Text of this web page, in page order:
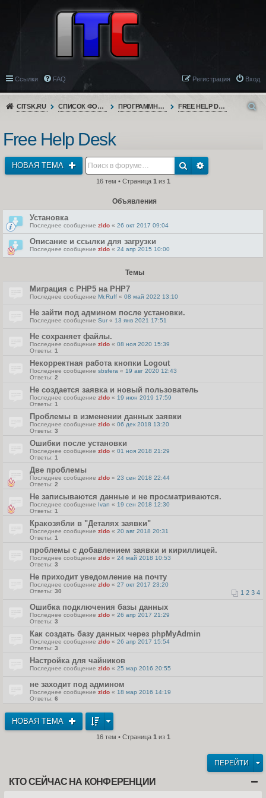
Ссылки FAQ Вход
Регистрация
CITSK.RU СПИСОК ФОРУМОВ ПРОГРАММНОЕ ОБЕСПЕЧЕНИЕ FREE HELP DESK
Free Help Desk
НОВАЯ ТЕМА
16 тем • Страница 1 из 1
Объявления
Установка
Последнее сообщение zldo « 26 окт 2017 09:04
Описание и ссылки для загрузки
Последнее сообщение zldo « 24 апр 2015 10:00
Темы
Миграция с PHP5 на PHP7
Последнее сообщение Mr.Ruff « 08 май 2022 13:10
Не зайти под админом после установки.
Последнее сообщение Sur « 13 янв 2021 17:51
Не сохраняет файлы.
Последнее сообщение zldo « 08 ноя 2020 15:39
Ответы: 1
Некорректная работа кнопки Logout
Последнее сообщение sbsfera « 19 авг 2020 12:43
Ответы: 2
Не создается заявка и новый пользователь
Последнее сообщение zldo « 19 июн 2019 17:59
Ответы: 1
Проблемы в изменении данных заявки
Последнее сообщение zldo « 06 дек 2018 13:20
Ответы: 3
Ошибки после установки
Последнее сообщение zldo « 01 ноя 2018 21:29
Ответы: 1
Две проблемы
Последнее сообщение zldo « 23 сен 2018 22:44
Ответы: 2
Не записываются данные и не просматриваются.
Последнее сообщение Ivan « 19 сен 2018 12:30
Ответы: 1
Кракозябли в "Деталях заявки"
Последнее сообщение zldo « 20 авг 2018 20:31
Ответы: 1
проблемы с добавлением заявки и кириллицей.
Последнее сообщение zldo « 24 май 2018 10:53
Ответы: 3
Не приходит уведомление на почту
Последнее сообщение zldo « 27 окт 2017 23:20
Ответы: 30 1 2 3 4
Ошибка подключения базы данных
Последнее сообщение zldo « 26 апр 2017 21:29
Ответы: 3
Как создать базу данных через phpMyAdmin
Последнее сообщение zldo « 26 апр 2017 15:54
Ответы: 3
Настройка для чайников
Последнее сообщение zldo « 25 мар 2016 20:55
не заходит под админом
Последнее сообщение zldo « 18 мар 2016 14:19
Ответы: 6
НОВАЯ ТЕМА
16 тем • Страница 1 из 1
ПЕРЕЙТИ
КТО СЕЙЧАС НА КОНФЕРЕНЦИИ